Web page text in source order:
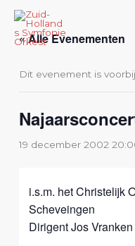
« Alle Evenementen
Dit evenement is voorbij.
19 december 2002
i.s.m. het Christelijk
Scheveingen
Dirigent Jos Vranken